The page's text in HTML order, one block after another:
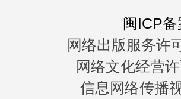
闽ICP
网络出版服务许
网络文化经营
信息网络传播